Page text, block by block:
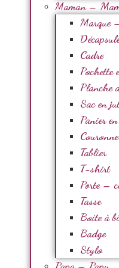
Maman –
Marque
Cadre
Pochette
Planche
Sac en
Panier
Tablier
T-shirt
Porte –
Tasse
Boite à
Badge
Stylo